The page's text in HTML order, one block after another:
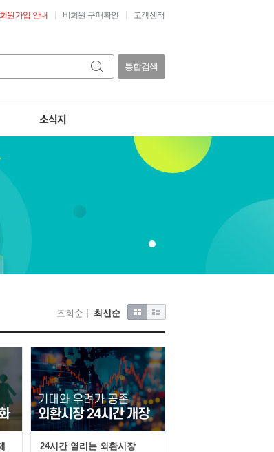
회원가입 안내 비회원 구매확인 고객센터
통합검색
소식지
조회순 최신순
24시간 열리는 외환시장